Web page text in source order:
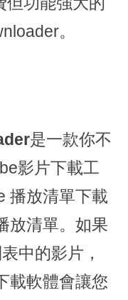
。
是一款你不
影片下載工
播放清單下載
放清單。如果
中的影片，
載軟體會讓您